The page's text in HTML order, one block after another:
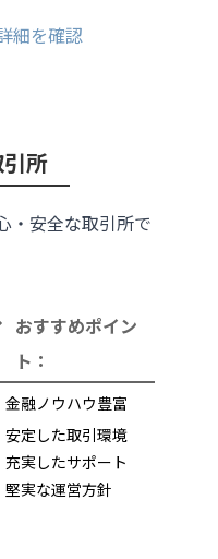
細を確認
所
・安全な取引所で
おすすめポイン
ト：
金融ノウハウ豊富
安定した取引環境
充実したサポート
堅実な運営方針